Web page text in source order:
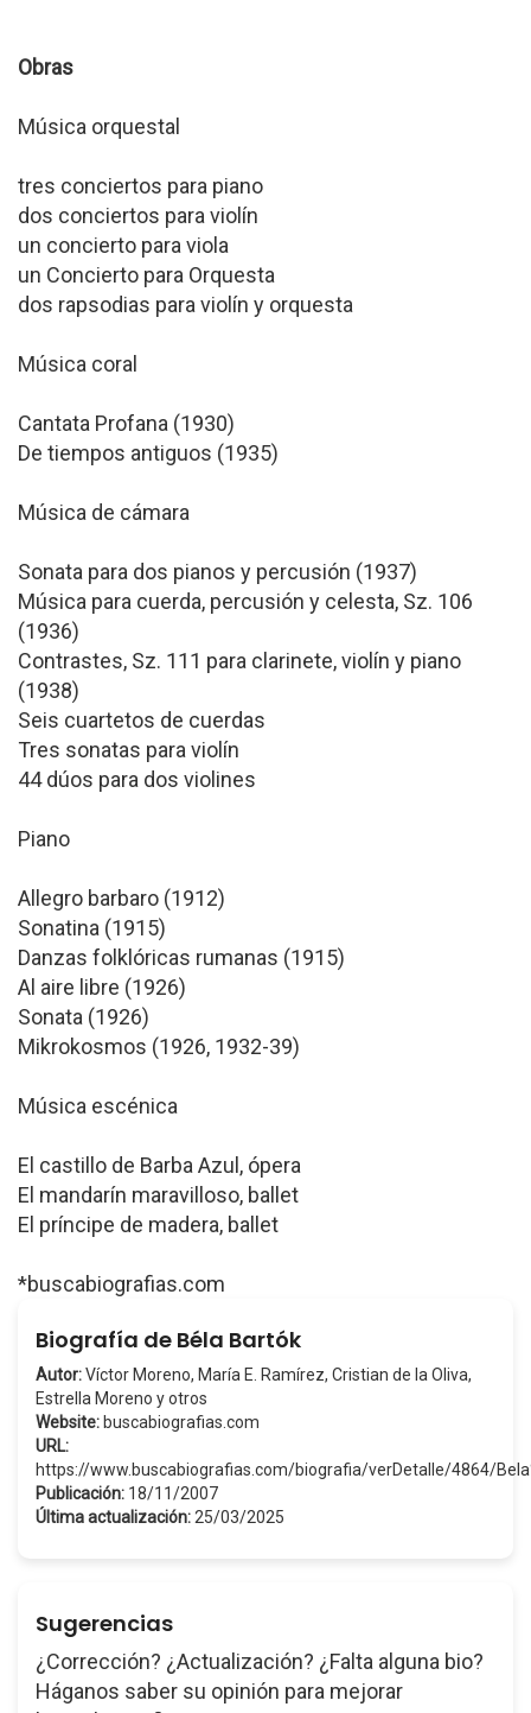
Obras
Música orquestal
tres conciertos para piano
dos conciertos para violín
un concierto para viola
un Concierto para Orquesta
dos rapsodias para violín y orquesta
Música coral
Cantata Profana (1930)
De tiempos antiguos (1935)
Música de cámara
Sonata para dos pianos y percusión (1937)
Música para cuerda, percusión y celesta, Sz. 106
(1936)
Contrastes, Sz. 111 para clarinete, violín y piano
(1938)
Seis cuartetos de cuerdas
Tres sonatas para violín
44 dúos para dos violines
Piano
Allegro barbaro (1912)
Sonatina (1915)
Danzas folklóricas rumanas (1915)
Al aire libre (1926)
Sonata (1926)
Mikrokosmos (1926, 1932-39)
Música escénica
El castillo de Barba Azul, ópera
El mandarín maravilloso, ballet
El príncipe de madera, ballet
*buscabiografias.com
Biografía de Béla Bartók
Autor:Víctor Moreno, María E. Ramírez, Cristian de la Oliva,
Estrella Moreno y otros
Website: buscabiografias.com
URL:
https://www.buscabiografias.com/biografia/verDetalle/4864/
Publicación: 18/11/2007
Última actualización: 25/03/2025
Sugerencias
¿Corrección? ¿Actualización? ¿Falta alguna bio?
Háganos saber su opinión para mejorar